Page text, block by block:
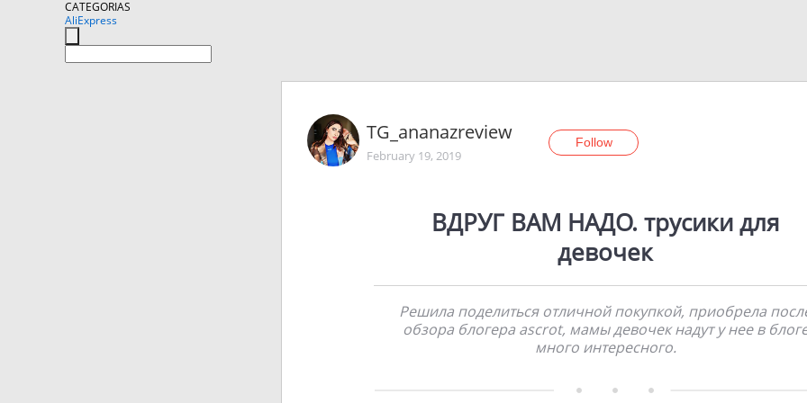
CATEGORIAS
AliExpress
TG_ananazreview
February 19, 2019
Follow
ВДРУГ ВАМ НАДО. трусики для
девочек
Решила поделиться отличной покупкой, приобрела
обзора блогера ascrot, мамы девочек надут у нее в
много интересного.